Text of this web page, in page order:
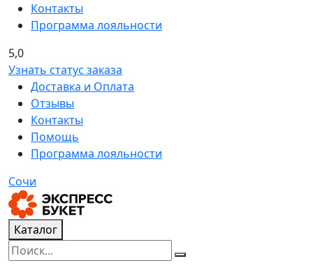
Контакты
Программа лояльности
5,0
Узнать статус заказа
Доставка и Оплата
Отзывы
Контакты
Помощь
Программа лояльности
Сочи
Каталог